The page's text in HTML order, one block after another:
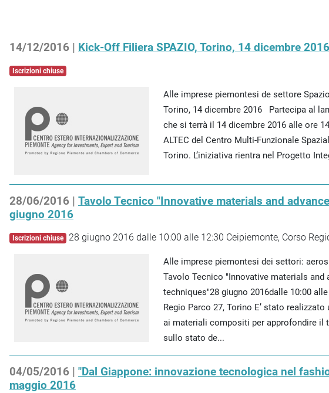
14/12/2016 | Kick-Off Filiera SPAZIO, Torino, 14 dicembre 2016
Iscrizioni chiuse
Alle imprese piemontesi de settore
Torino, 14 dicembre 2016 Partecipa al
che si terrà il 14 dicembre 2016 alle ore
ALTEC del Centro Multi-Funzionale
Torino. L’iniziativa rientra nel Progetto
28/06/2016 | Tavolo Tecnico "Innovative materials and
giugno 2016
Iscrizioni chiuse 28 giugno 2016 dalle 10:00 alle 12:30 Ceipiemonte, Corso
Alle imprese piemontesi dei settori:
Tavolo Tecnico "Innovative materials and
techniques"28 giugno 2016dalle 10:00
Regio Parco 27, Torino E’ stato
ai materiali compositi per approfondire il
sullo stato de...
04/05/2016 | "Dal Giappone: innovazione tecnologica nel
maggio 2016